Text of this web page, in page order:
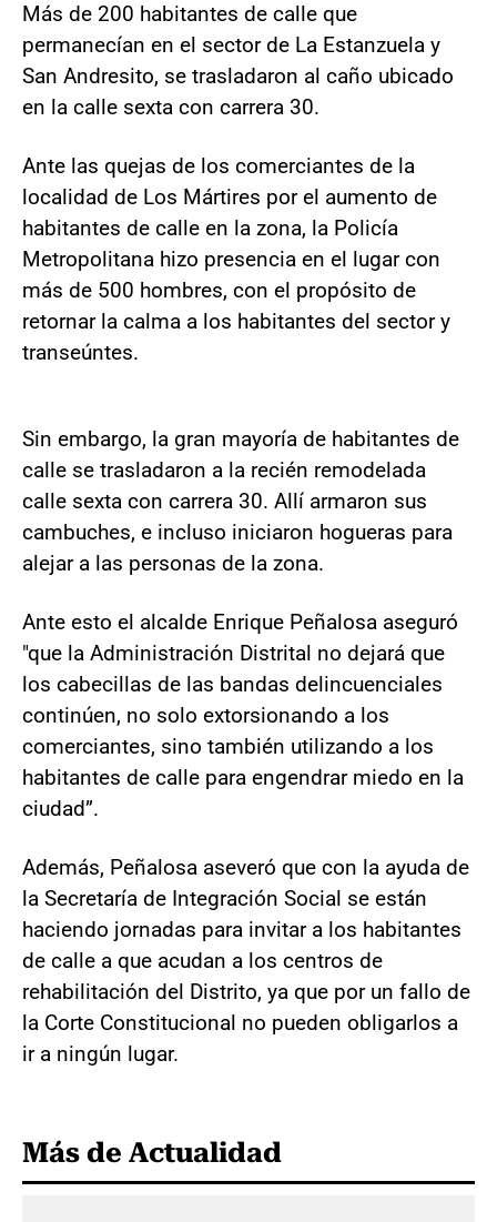
Más de 200 habitantes de calle que
permanecían en el sector de La Estanzuela y
San Andresito, se trasladaron al caño ubicado
en la calle sexta con carrera 30.
Ante las quejas de los comerciantes de la
localidad de Los Mártires por el aumento de
habitantes de calle en la zona, la Policía
Metropolitana hizo presencia en el lugar con
más de 500 hombres, con el propósito de
retornar la calma a los habitantes del sector y
transeúntes.
Sin embargo, la gran mayoría de habitantes de
calle se trasladaron a la recién remodelada
calle sexta con carrera 30. Allí armaron sus
cambuches, e incluso iniciaron hogueras para
alejar a las personas de la zona.
Ante esto el alcalde Enrique Peñalosa aseguró
"que la Administración Distrital no dejará que
los cabecillas de las bandas delincuenciales
continúen, no solo extorsionando a los
comerciantes, sino también utilizando a los
habitantes de calle para engendrar miedo en la
ciudad”.
Además, Peñalosa aseveró que con la ayuda de
la Secretaría de Integración Social se están
haciendo jornadas para invitar a los habitantes
de calle a que acudan a los centros de
rehabilitación del Distrito, ya que por un fallo de
la Corte Constitucional no pueden obligarlos a
ir a ningún lugar.
Más de Actualidad